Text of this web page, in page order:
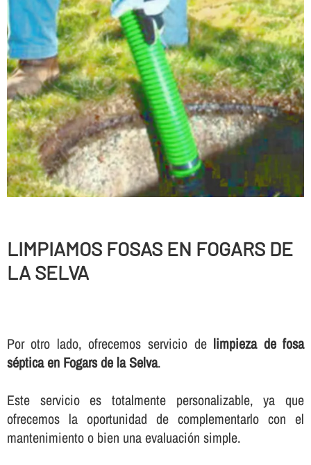
LIMPIAMOS FOSAS EN FOGARS DE
LA SELVA
Por otro lado, ofrecemos servicio de limpieza de fosa
séptica en Fogars de la Selva.
Este servicio es totalmente personalizable, ya que
ofrecemos la oportunidad de complementarlo con el
mantenimiento o bien una evaluación simple.